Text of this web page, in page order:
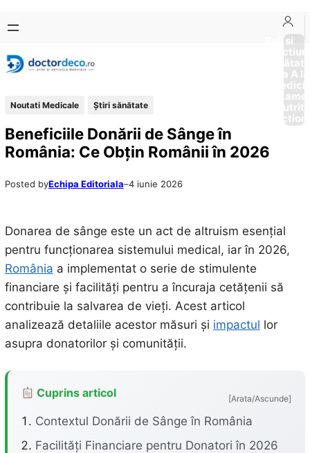
conținut
content
Boli si
Afectiuni
Sănătate
de la A
Noutati Medicale Ştiri sănătate
Beneficiile Donării de Sânge în
România: Ce Obțin Românii în 2026
Posted byEchipa Editoriala–4 iunie 2026
Donarea de sânge este un act de altruism esențial
pentru funcționarea sistemului medical, iar în 2026,
România a implementat o serie de stimulente
financiare și facilități pentru a încuraja cetățenii să
contribuie la salvarea de vieți. Acest articol
analizează detaliile acestor măsuri și impactul lor
asupra donatorilor și comunității.
Cuprins articol [Arata/Ascunde]
Contextul Donării de Sânge în România
Facilități Financiare pentru Donatori în 2026